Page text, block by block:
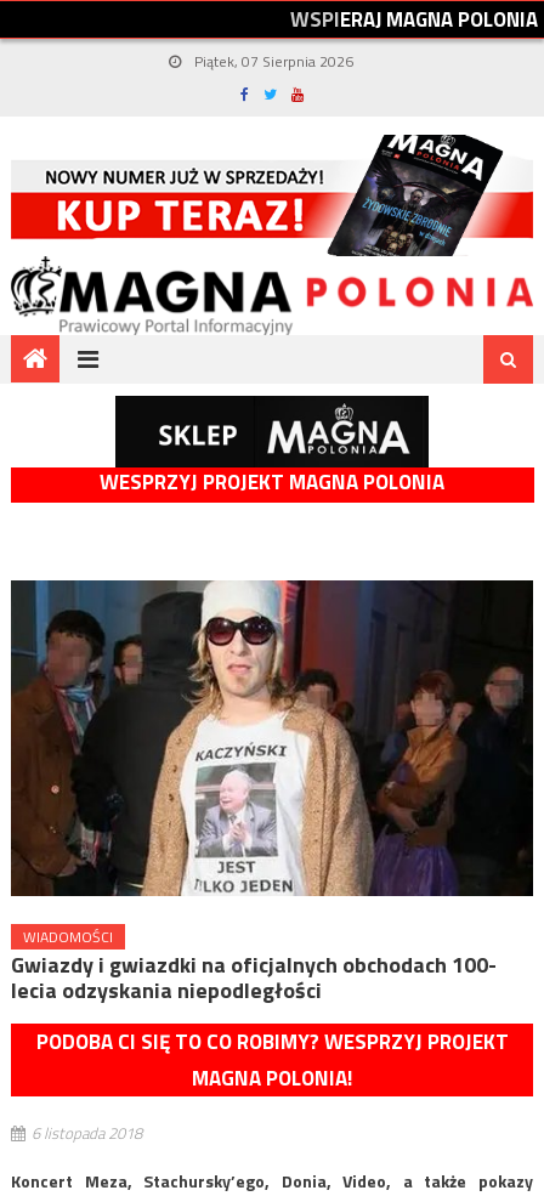
WSPIERAJMAGNAPOLONIA
Piątek, 07 Sierpnia 2026
WESPRZYJ PROJEKT MAGNA POLONIA
WIADOMOŚCI
Gwiazdy i gwiazdki na oficjalnych obchodach 100-
lecia odzyskania niepodległości
PODOBA CI SIĘ TO CO ROBIMY? WESPRZYJ PROJEKT
MAGNA POLONIA!
6 listopada 2018
Koncert Meza, Stachursky’ego, Donia, Video, a także pokazy